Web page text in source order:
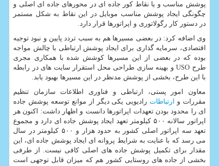
پوشش مناسب و یا نقاط کور جاده ای در محورهای جاده ای اصلی و
چگونگی ایجاد پوشش مناسب موبایل در این نقاط به شکل مستمر
در دستور کار رگولاتوری و اپراتورها قرار دارد.
وی اضافه کرد: در بعضی مسیرها هم به سبب تردد پایین و نبود توجیه
اقتصادی، سرمایه گذاری برای ایجاد پوشش ارتباطی با چالش مواجه
بوده که در بعضی از این مسیرها کوشش شده با همکاری مجری
طرح USO و بهینه سازی طراحی محل استقرار سایت های در رابطه
با این طرح، بخشی از پوشش مدنظر در این مسیرها بهبود یابد.
معاون امور پستی، ارتباطی و فناوری اطلاعات سازمان تنظیم
مقررات و
ارتباطات رادیویی یکی دیگر از موانع توسعه پوشش جاده
ای را محدود بودن تعهدات اپراتورها دانست و اظهار داشت: اکنون هر
اپراتور سالانه ۵۰۰ کیلومتر تعهد ایجاد پوشش جاده ای دارد و مجموع
تعهد سه اپراتور اصلی کشور به حدود هزار و ۵۰۰ کیلومتر در سال
می رسد که با عنایت به شرایط پروانه ای ایجاد پوشش جاده ای، این
مقدار برای تکمیل پوشش جاده های اصلی کافی نیست. از طرفی
بخشی از جاده های روستایی کشور هم که میزان قابل توجهی است